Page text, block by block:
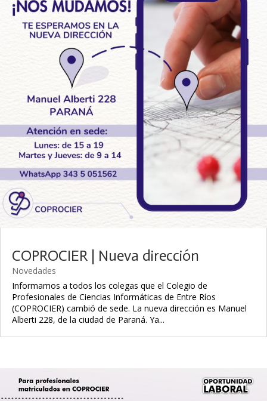
COPROCIER | Nueva dirección
Novedades
Informamos a todos los colegas que el Colegio de
Profesionales de Ciencias Informáticas de Entre Ríos
(COPROCIER) cambió de sede. La nueva dirección es Manuel
Alberti 228, de la ciudad de Paraná. Ya...